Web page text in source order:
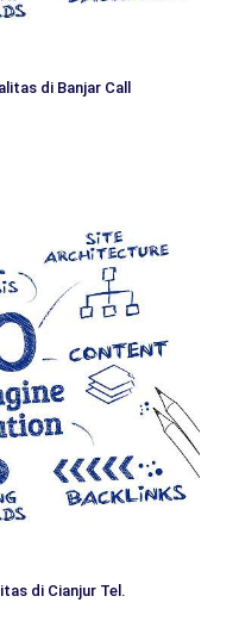
di Banjar Call
di Cianjur Tel.